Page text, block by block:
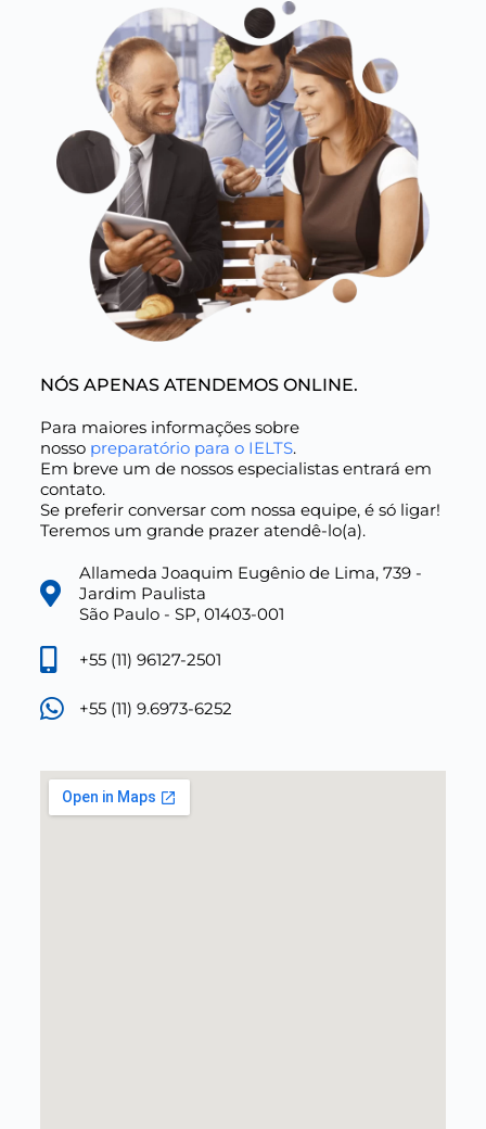
NÓS APENAS ATENDEMOS ONLINE.
Para maiores informações sobre
nosso preparatório para o IELTS.
Em breve um de nossos especialistas entrará em
contato.
Se preferir conversar com nossa equipe, é só ligar!
Teremos um grande prazer atendê-lo(a).
Allameda Joaquim Eugênio de Lima, 739 -
Jardim Paulista
São Paulo - SP, 01403-001
+55 (11) 96127-2501
+55 (11) 9.6973-6252